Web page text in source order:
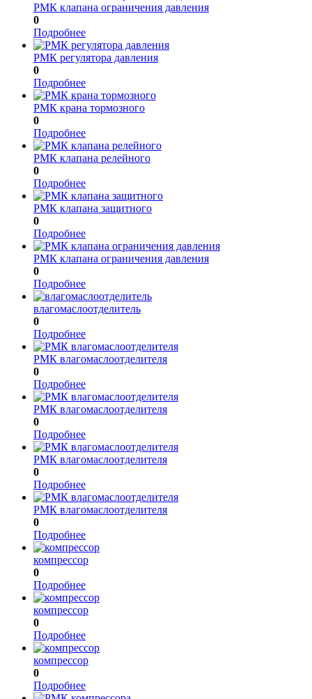
РМК клапана ограничения давления
0
Подробнее
РМК регулятора давления
0
Подробнее
РМК крана тормозного
0
Подробнее
РМК клапана релейного
0
Подробнее
РМК клапана защитного
0
Подробнее
РМК клапана ограничения давления
0
Подробнее
влагомаслоотделитель
0
Подробнее
РМК влагомаслоотделителя
0
Подробнее
РМК влагомаслоотделителя
0
Подробнее
РМК влагомаслоотделителя
0
Подробнее
РМК влагомаслоотделителя
0
Подробнее
компрессор
0
Подробнее
компрессор
0
Подробнее
компрессор
0
Подробнее